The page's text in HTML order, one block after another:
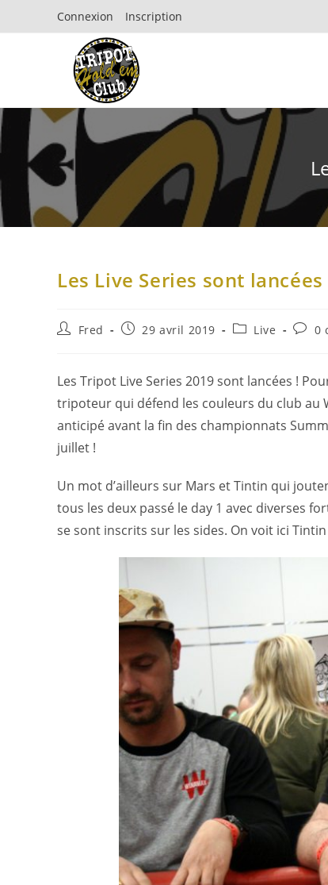
Connexion Inscription
Les Live Series sont
Fred 29 avril 2019 Live 0
Les Tripot Live Series 2019 sont lancées !
tripoteur qui défend les couleurs du club au
anticipé avant la fin des championnats
juillet !
Un mot d’ailleurs sur Mars et Tintin qui
tous les deux passé le day 1 avec diverses
se sont inscrits sur les sides. On voit ici